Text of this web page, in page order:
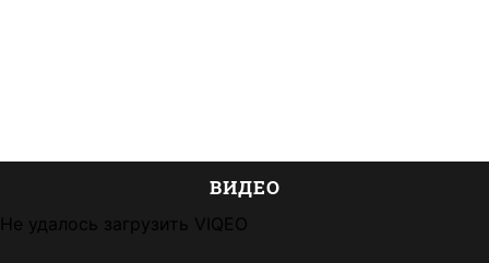
ВИДЕО
Не удалось загрузить VIQEO